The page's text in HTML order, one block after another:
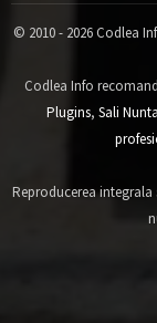
© 2010 - 2026 Codlea
Codlea Info
Plugins, Sali
Reproducerea